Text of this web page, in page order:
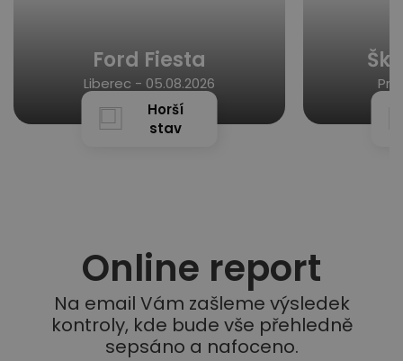
Ford Fiesta
Liberec - 05.08.2026
Horší
stav
Online report
Na email Vám zašleme výsledek
kontroly, kde bude vše přehledně
sepsáno a nafoceno.